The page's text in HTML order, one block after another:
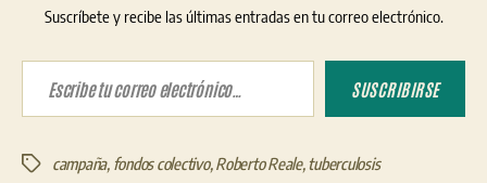
Suscríbete y recibe las últimas entradas en tu correo electrónico.
Escribe tu correo electrónico…
SUSCRIBIRSE
Etiquetascampaña, fondos colectivo,Roberto Reale,tuberculosis